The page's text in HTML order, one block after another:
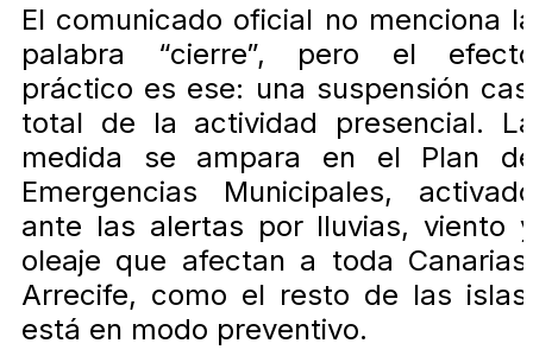
El comunicado oficial no menciona
palabra “cierre”, pero el
práctico es ese: una suspensión
total de la actividad presencial.
medida se ampara en el Plan
Emergencias Municipales,
ante las alertas por lluvias, viento
oleaje que afectan a toda
Arrecife, como el resto de las
está en modo preventivo.